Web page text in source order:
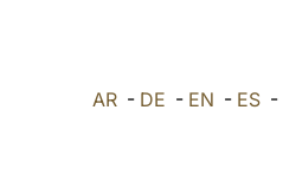
AR- DE - EN - ES-